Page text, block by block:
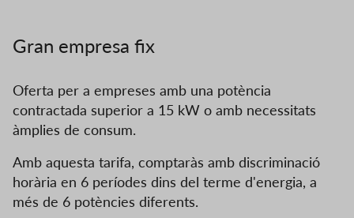
Gran empresa fix
Oferta per a empreses amb una potència
contractada superior a 15 kW o amb necessitats
àmplies de consum.
Amb aquesta tarifa, comptaràs amb discriminació
horària en 6 períodes dins del terme d'energia, a
més de 6 potències diferents.